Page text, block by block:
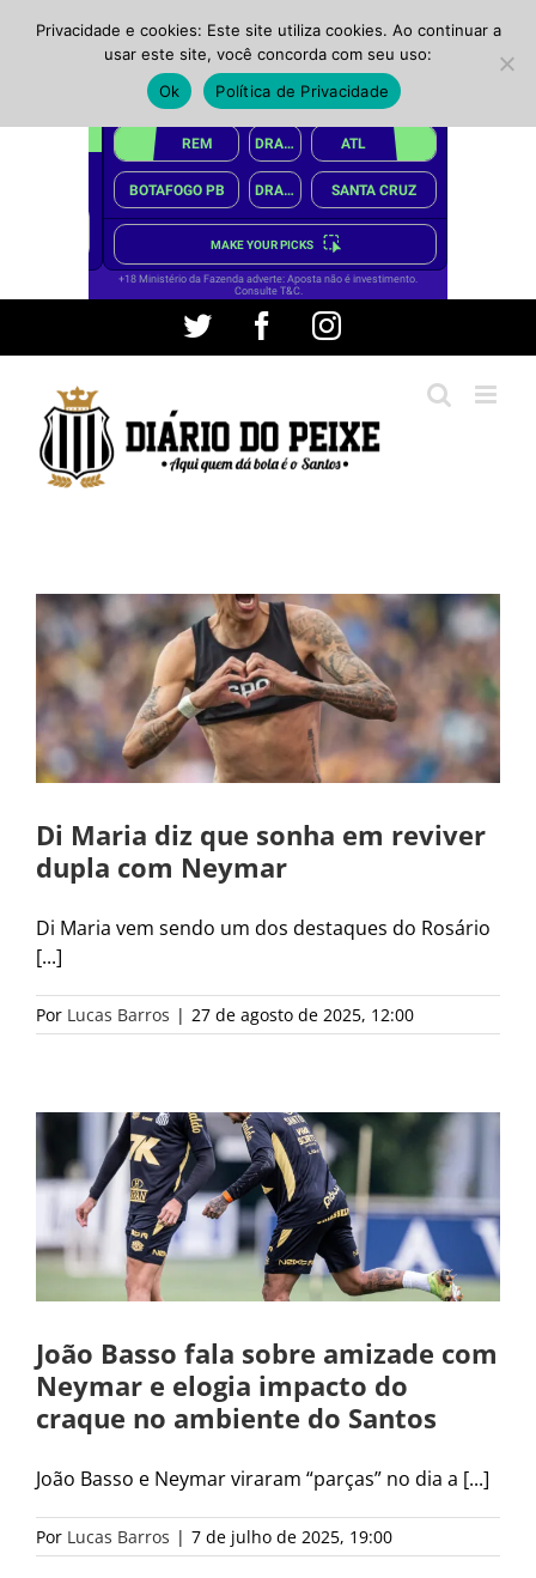
conteúdo
Twitter FacebookInstagram
Di Maria diz que sonha em reviver
dupla com Neymar
Di Maria vem sendo um dos destaques do Rosário
[...]
Por Lucas Barros | 27 de agosto de 2025, 12:00
João Basso fala sobre amizade com
Neymar e elogia impacto do
craque no ambiente do Santos
João Basso e Neymar viraram “parças” no dia a [...]
Por Lucas Barros | 7 de julho de 2025, 19:00
Privacidade e cookies: Este site utiliza cookies. Ao continuar a
usar este site, você concorda com seu uso:
Ok
Política de Privacidade